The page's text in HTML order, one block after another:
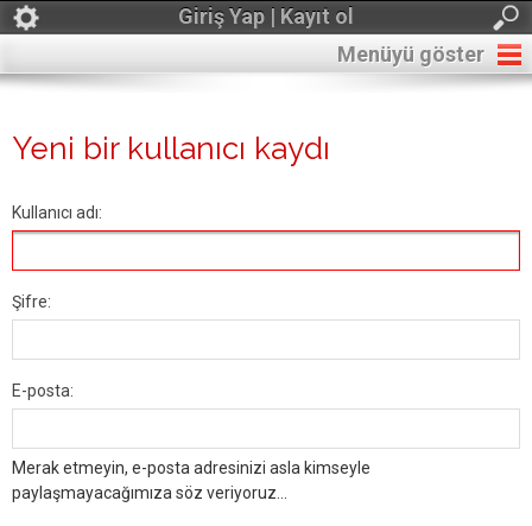
Giriş Yap | Kayıt ol
Menüyü göster
Yeni bir kullanıcı kaydı
Kullanıcı adı:
Şifre:
E-posta:
Merak etmeyin, e-posta adresinizi asla kimseyle
paylaşmayacağımıza söz veriyoruz...